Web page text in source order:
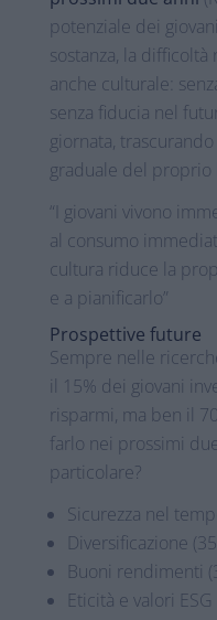
potenziale dei
sostanza, la
anche culturale:
senza fiducia nel
giornata,
graduale del proprio
“I giovani vivono
al consumo
cultura riduce la
e a pianificarlo”
Prospettive future
Sempre nelle
il 15% dei giovani
risparmi, ma ben il
farlo nei prossimi
particolare?
Sicurezza nel
Diversificazione
Buoni rendimenti
Eticità e valori ESG